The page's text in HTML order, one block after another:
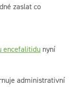
zaslat co
encefalitidu nyní
administrativní